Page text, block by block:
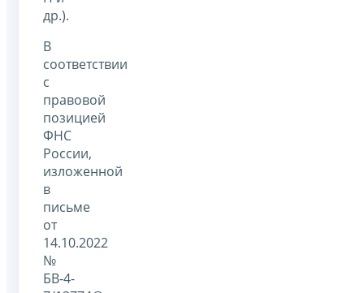
др.).
В
соответствии
с
правовой
позицией
ФНС
России,
изложенной
в
письме
от
14.10.2022
№
БВ-4-